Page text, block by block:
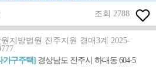
조회 2788
원지방법원 진주지원 경매3계 2025-
가구주택] 경상남도 진주시 하대동 604-5